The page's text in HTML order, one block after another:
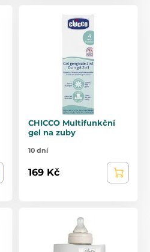
CHICCO Multifunkční
gel na zuby
10 dní
169 Kč